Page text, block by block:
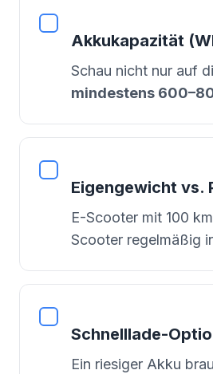
Akkukapazität
Schau nicht nur auf
mindestens
Eigengewicht vs.
E-Scooter mit 100
Scooter regelmäßig
Schnelllade-
Ein riesiger Akku